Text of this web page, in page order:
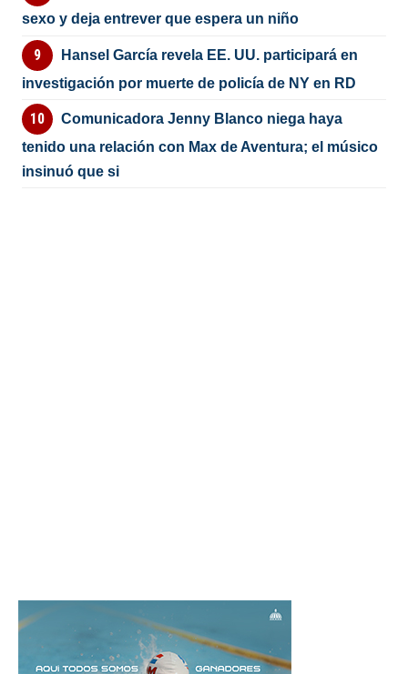
sexo y deja entrever que espera un niño
Hansel García revela EE. UU. participará en
investigación por muerte de policía de NY en RD
Comunicadora Jenny Blanco niega haya
tenido una relación con Max de Aventura; el músico
insinuó que si